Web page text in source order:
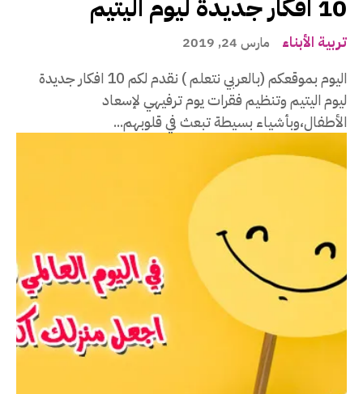
10 افكار جديدة ليوم اليتيم
تربية الأبناء مارس 24, 2019
اليوم بموقعكم (بالعربي نتعلم ) نقدم لكم 10 افكار جديدة
ليوم اليتيم وتنظيم فقرات يوم ترفيهي لإسعاد
الأطفال،وبأشياء بسيطة تبعث في قلوبهم...